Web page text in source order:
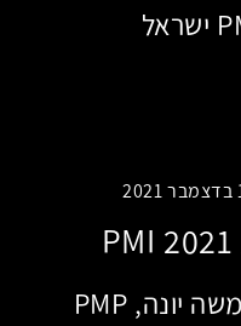
משה יונה, PMP